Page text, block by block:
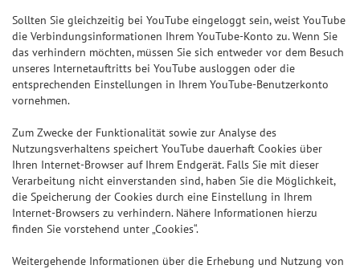
Sollten Sie gleichzeitig bei YouTube eingeloggt sein, weist YouTube
die Verbindungsinformationen Ihrem YouTube-Konto zu. Wenn Sie
das verhindern möchten, müssen Sie sich entweder vor dem Besuch
unseres Internetauftritts bei YouTube ausloggen oder die
entsprechenden Einstellungen in Ihrem YouTube-Benutzerkonto
vornehmen.
Zum Zwecke der Funktionalität sowie zur Analyse des
Nutzungsverhaltens speichert YouTube dauerhaft Cookies über
Ihren Internet-Browser auf Ihrem Endgerät. Falls Sie mit dieser
Verarbeitung nicht einverstanden sind, haben Sie die Möglichkeit,
die Speicherung der Cookies durch eine Einstellung in Ihrem
Internet-Browsers zu verhindern. Nähere Informationen hierzu
finden Sie vorstehend unter „Cookies“.
Weitergehende Informationen über die Erhebung und Nutzung von